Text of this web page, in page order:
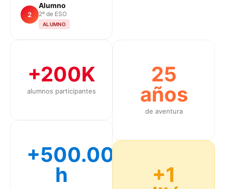
2
Alumno
2º de ESO
ALUMNO
+200K
alumnos participantes
+500.000
h
25
años
de aventura
+1